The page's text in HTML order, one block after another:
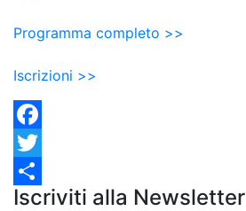
Programma completo >>
Iscrizioni >>
Facebook
Twitter
Condividi
Iscriviti alla Newsletter